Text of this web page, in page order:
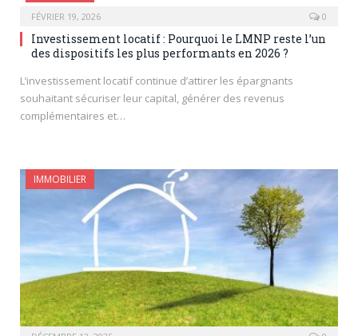
FÉVRIER 19, 2026 0
Investissement locatif : Pourquoi le LMNP reste l’un
des dispositifs les plus performants en 2026 ?
L’investissement locatif continue d’attirer les épargnants
souhaitant sécuriser leur capital, générer des revenus
complémentaires et…
IMMOBILIER